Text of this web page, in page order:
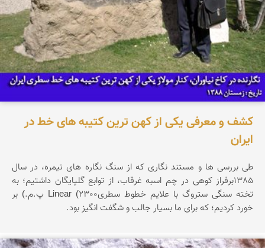
کشف و معرفی یکی از کهن ترین کتیبه های خط در
ایران
طی بررسی ها و مستند نگاری که از سنگ نگاره های تیمره، در سال
1385برفراز کوهی در چم اسبه غرقاب، از توابع گلپایگان داشتیم؛ به
تخته سنگی ستروگ با علایم خطوط سطریLinear (2300 پ.م.) بر
خورد کردیم؛ که برای ما بسیار جالب و شگفت انگیز بود.